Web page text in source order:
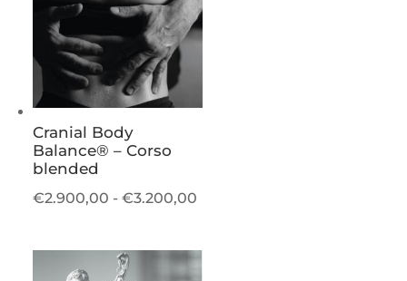
€300,00
Cranial Body
Balance® – Corso
blended
€2.900,00 - €3.200,00